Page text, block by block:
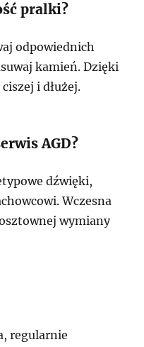
pralki?
odpowiednich
kamień. Dzięki
i dłużej.
AGD?
dźwięki,
Wczesna
wymiany
regularnie